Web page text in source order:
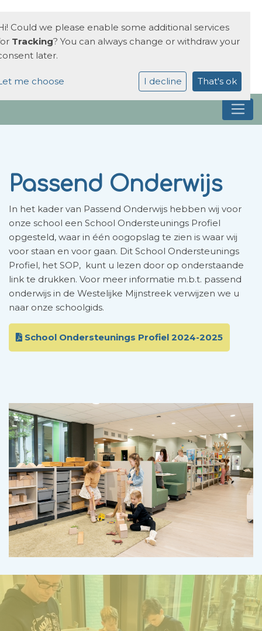
Passend Onderwijs
In het kader van Passend Onderwijs hebben wij voor
onze school een School Ondersteunings Profiel
opgesteld, waar in één oogopslag te zien is waar wij
voor staan en voor gaan. Dit School Ondersteunings
Profiel, het SOP, kunt u lezen door op onderstaande
link te drukken. Voor meer informatie m.b.t. passend
onderwijs in de Westelijke Mijnstreek verwijzen we u
naar onze schoolgids.
School Ondersteunings Profiel 2024-2025
Could we please enable some additional services
Tracking? You can always change or withdraw your
later.
me choose I decline That's ok